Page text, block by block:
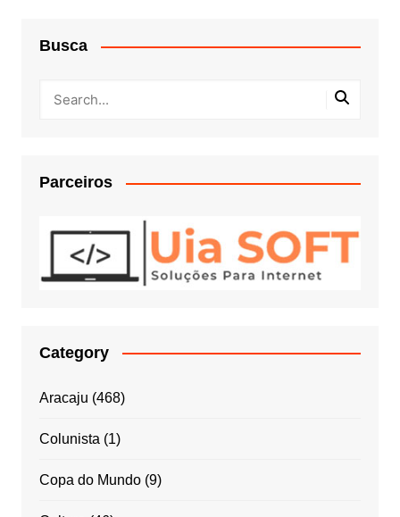
Busca
Parceiros
Category
Aracaju (468)
Colunista (1)
Copa do Mundo(9)